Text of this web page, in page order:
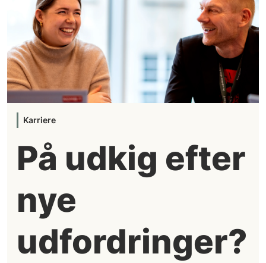
Karriere
På udkig efter
nye
udfordringer?